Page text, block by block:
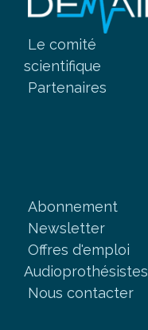
Le comité
scientifique
Partenaires
Abonnement
Newsletter
Offres d'emploi
Audioprothésistes
Nous contacter